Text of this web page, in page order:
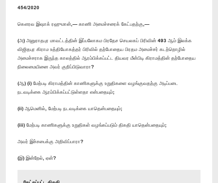
454/2020
கௌரவ இஷாக் ரஹுமான்,— காணி அமைச்சரைக் கேட்பதற்கு,—
(அ) அனுராதபுர மாவட்டத்தின் இப்பலோகம பிரதேச செயலகப் பிரிவின் 493 ஆம் இலக்க
விஜிதபுர கிராம உத்தியோகத்தர் பிரிவில் தற்போதைய பிரதம அமைச்சர் கடற்றொழில்
அமைச்சராக இருந்த காலத்தில் ஆரம்பிக்கப்பட்ட தியவர மீன்பிடி கிராமத்தின் தற்போதைய
நிலைமையினை அவர் குறிப்பிடுவாரா?
(ஆ) (i) மேற்படி கிராமத்தின் காணிகளுக்கு உறுதிகளை வழங்குவதற்கு அடிப்படை
நடவடிக்கை ஆரம்பிக்கப்பட்டுள்ளதா என்பதையும்;
(ii) ஆமெனில், மேற்படி நடவடிக்கை யாதென்பதையும்;
(iii) மேற்படி காணிகளுக்கு உறுதிகள் வழங்கப்படும் திகதி யாதென்பதையும்;
அவர் இச்சபைக்கு அறிவிப்பாரா?
(இ) இன்றேல், ஏன்?